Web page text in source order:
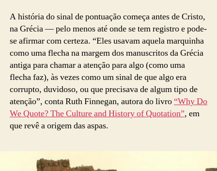
A história do sinal de pontuação começa antes de Cristo,
na Grécia — pelo menos até onde se tem registro e pode-
se afirmar com certeza. “Eles usavam aquela marquinha
como uma flecha na margem dos manuscritos da Grécia
antiga para chamar a atenção para algo (como uma
flecha faz), às vezes como um sinal de que algo era
corrupto, duvidoso, ou que precisava de algum tipo de
atenção”, conta Ruth Finnegan, autora do livro “Why Do
We Quote? The Culture and History of Quotation”, em
que revê a origem das aspas.